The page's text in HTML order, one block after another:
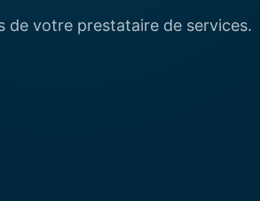
de votre prestataire de services.